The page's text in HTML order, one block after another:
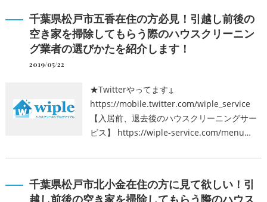
千葉県松戸市五香在住の方必見！引越し前後の
空き家を掃除してもらう際のハウスクリーニン
グ業者の選びかたを紹介します！
2019/05/22
★Twitterやってます↓
https://mobile.twitter.com/wiple_service
【入居前、退去後のハウスクリーニングサー
ビス】 https://wiple-service.com/menu…
千葉県松戸市北小金在住の方に見て欲しい！引
越し前後の空き家を掃除してもらう際のハウス